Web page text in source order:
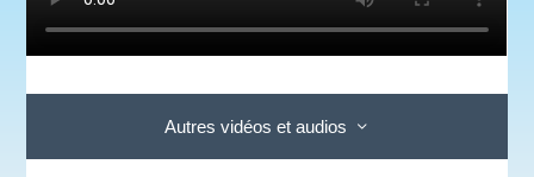
Autres vidéos et audios